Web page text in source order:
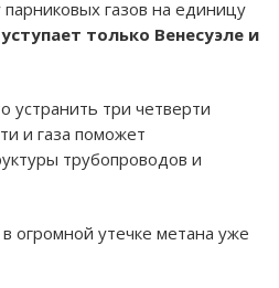
парниковых газов на единицу
только Венесуэле и
устранить три четверти
и газа поможет
трубопроводов и
огромной утечке метана уже